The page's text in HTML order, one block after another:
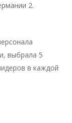
2.
выбрала 5
в каждой